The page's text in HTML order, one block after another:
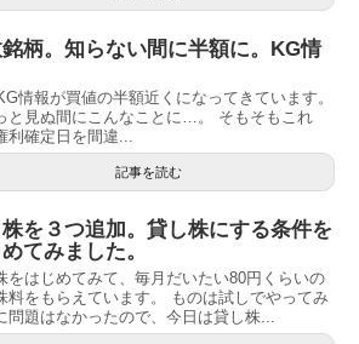
柄。知らない間に半額に。KG情
情報が買値の半額近くになってきています。
と見ぬ間にこんなことに…。 そもそもこれ
利確定日を間違...
記事を読む
を３つ追加。貸し株にする条件を
てみました。
をはじめてみて、毎月だいたい80円くらいの
料をもらえています。 ものは試しでやってみ
問題はなかったので、今日は貸し株...